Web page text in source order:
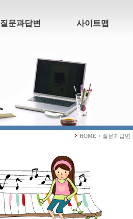
질문과답변 사이트맵
HOME > 질문과답변